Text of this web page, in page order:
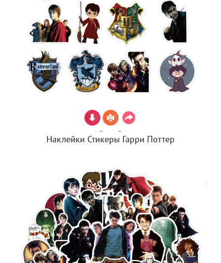
Наклейки Стикеры Гарри Поттер